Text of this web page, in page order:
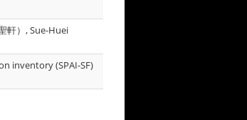
軒）, Sue-Huei
inventory (SPAI-SF)